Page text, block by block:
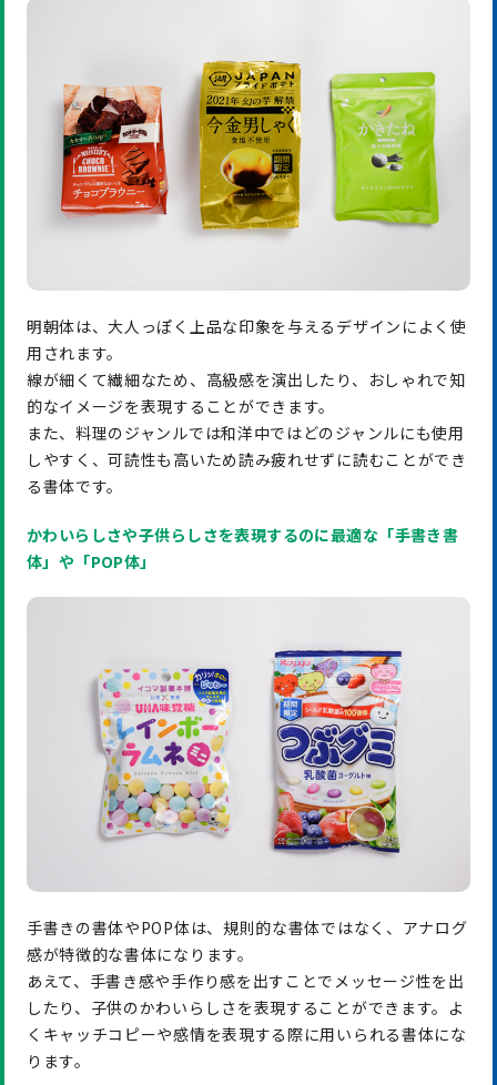
明朝体は、大人っぽく上品な印象を与えるデザインによく使
用されます。
線が細くて繊細なため、高級感を演出したり、おしゃれで知
的なイメージを表現することができます。
また、料理のジャンルでは和洋中ではどのジャンルにも使用
しやすく、可読性も高いため読み疲れせずに読むことができ
る書体です。
かわいらしさや子供らしさを表現するのに最適な「手書き書
体」や「POP体」
手書きの書体やPOP体は、規則的な書体ではなく、アナログ
感が特徴的な書体になります。
あえて、手書き感や手作り感を出すことでメッセージ性を出
したり、子供のかわいらしさを表現することができます。よ
くキャッチコピーや感情を表現する際に用いられる書体にな
ります。